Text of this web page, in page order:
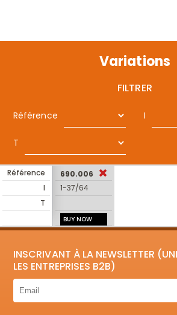
Variations
FILTRER
Référence I
T
Référence
I
T
690.006
1-37/64
BUY NOW
INSCRIVANT À LA NEWSLETTER
LES ENTREPRISES B2B)